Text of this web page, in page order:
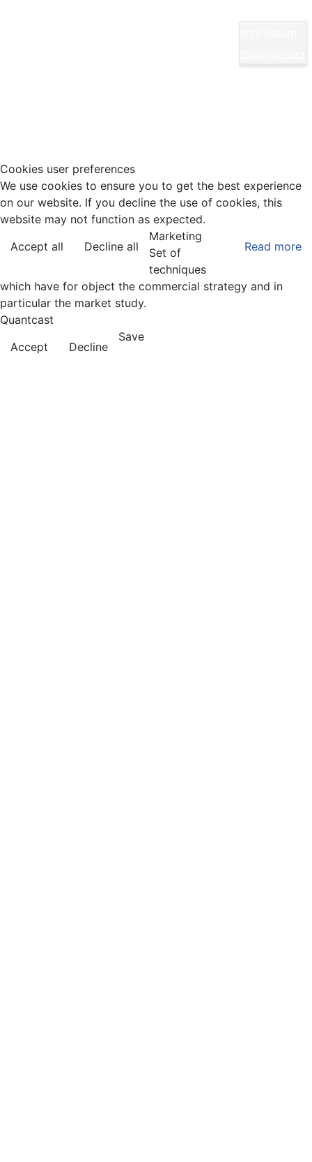
Cookies user preferences
We use cookies to ensure you to get the best experience
on our website. If you decline the use of cookies, this
website may not function as expected.
Accept all
Decline all Read more
Marketing
Set of
techniques
which have for object the commercial strategy and in
particular the market study.
Quantcast
Accept
Decline
Save